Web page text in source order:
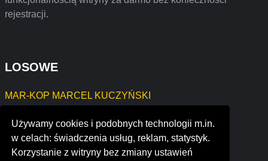
Używamy cookies i podobnych technologii m.in.
w celach: świadczenia usług, reklam, statystyk.
Korzystanie z witryny bez zmiany ustawień
rejestracji.
LOSOWE
MAR-KOP MARCEL KUCZYŃSKI
magazyn prestiż
wemeco poland sp. z o.o.
2g-tech electronica